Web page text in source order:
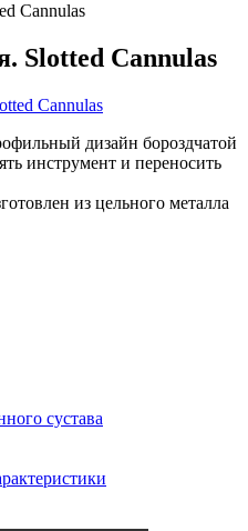
Cannulas
Slotted Cannulas
дизайн бороздчатой
инструмент и переносить
из цельного металла
сустава